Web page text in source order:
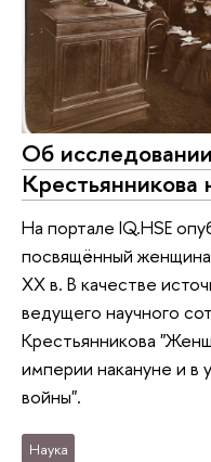
Об
Крестьянникова
На портале IQ.HSE
посвящённый
XX в. В качестве
ведущего научного
Крестьянникова
империи накануне и в
войны".
Наука